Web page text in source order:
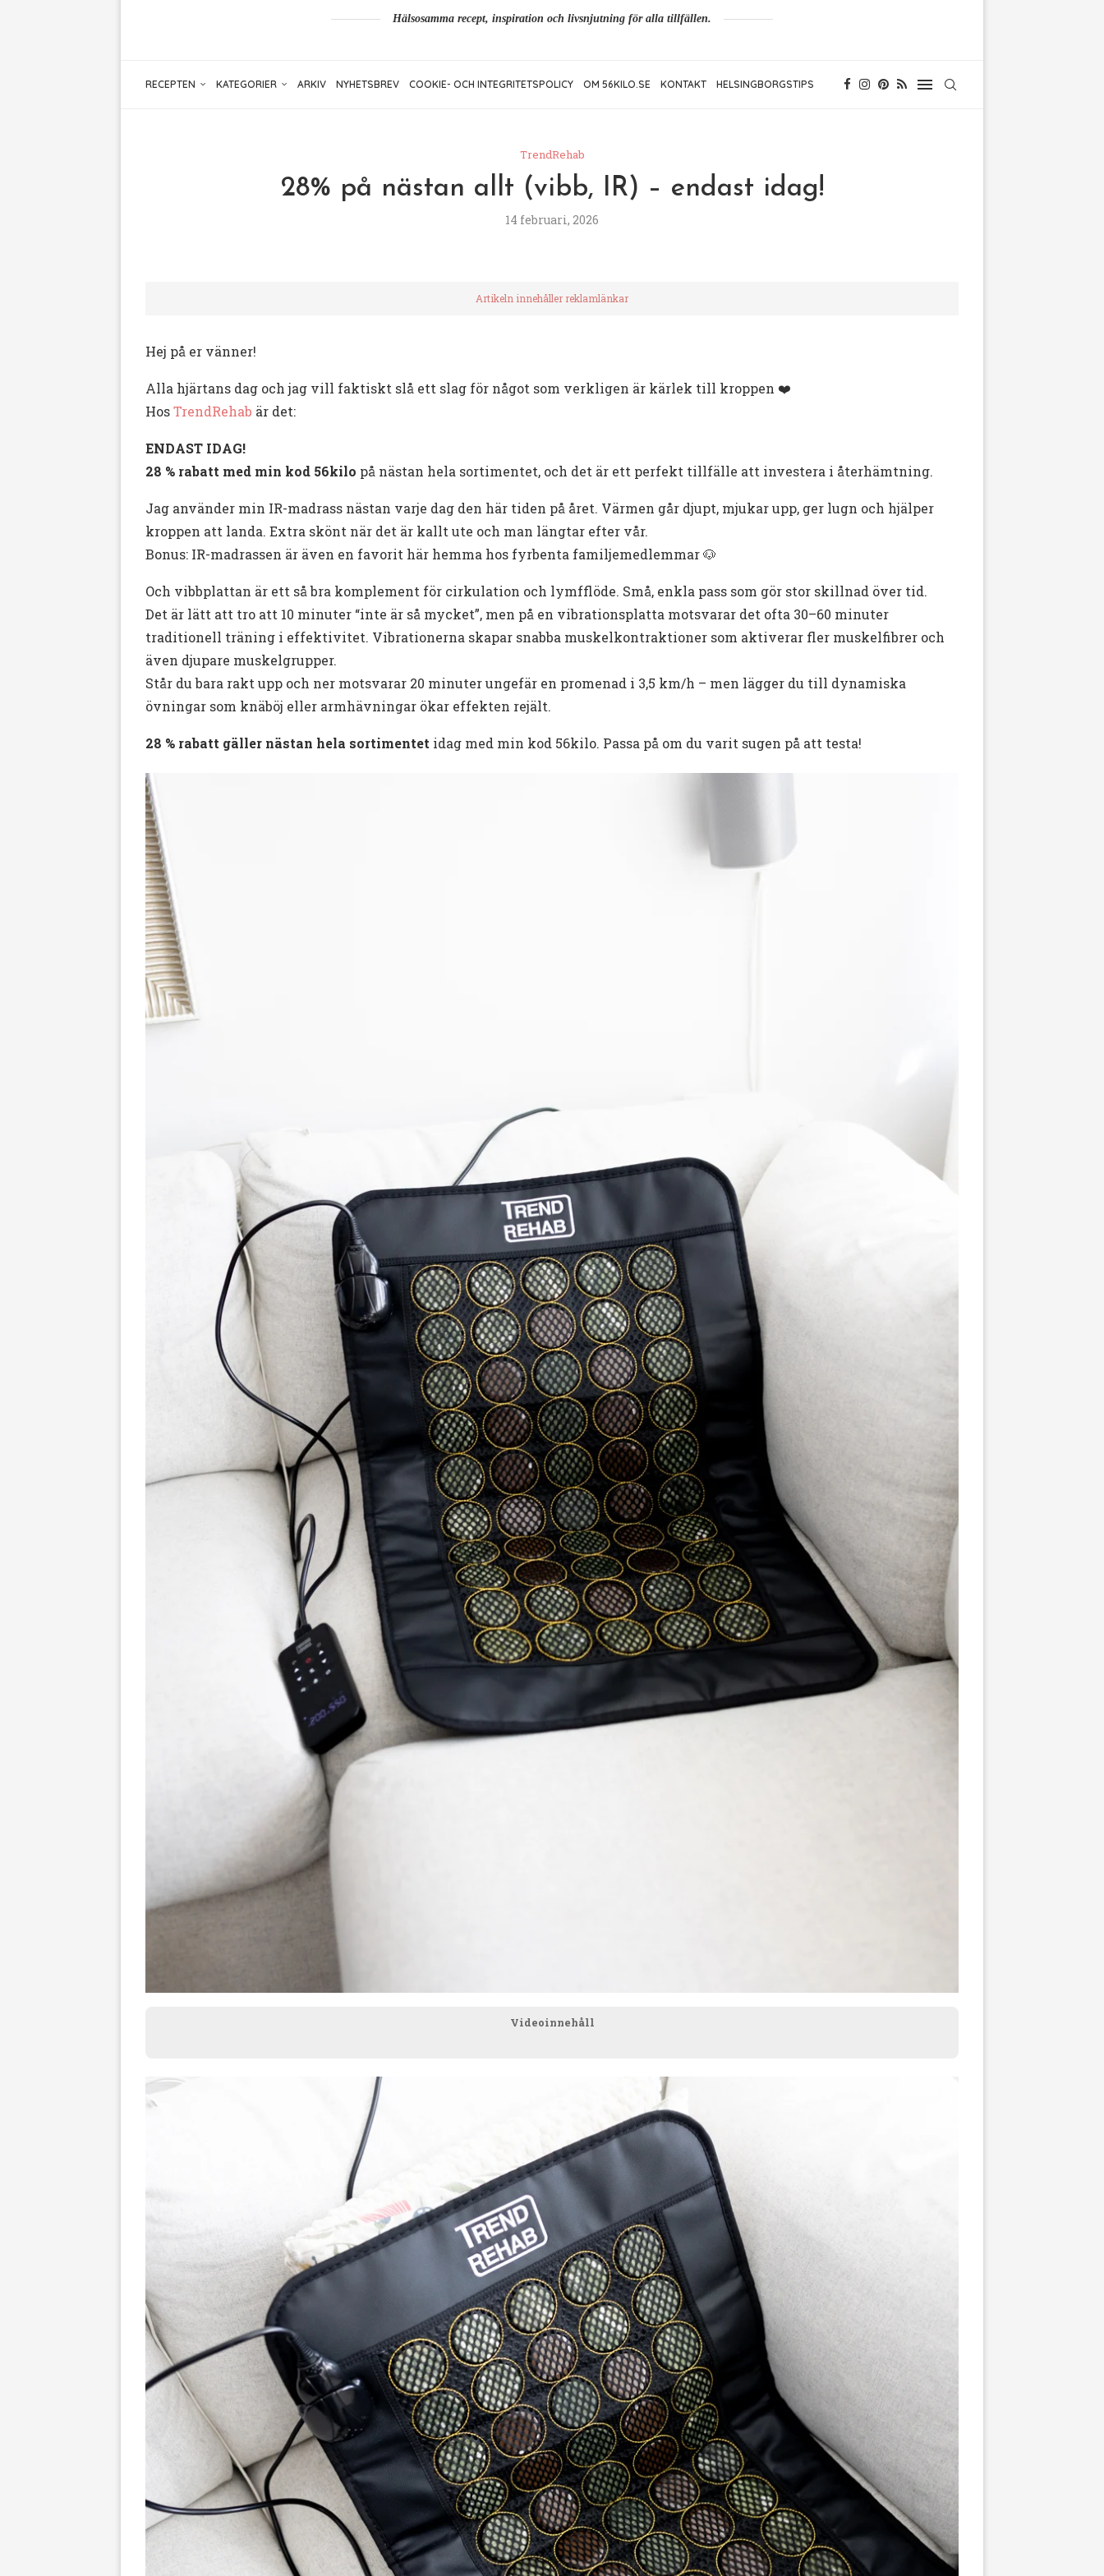
Hälsosamma recept, inspiration och livsnjutning för alla tillfällen.
RECEPTEN KATEGORIER ARKIV NYHETSBREV COOKIE- OCH INTEGRITETSPOLICY OM 56KILO.SE KONTAKT HELSINGBORGSTIPS
TrendRehab
28% på nästan allt (vibb, IR) – endast idag!
14 februari, 2026
Artikeln innehåller reklamlänkar
Hej på er vänner!
Alla hjärtans dag och jag vill faktiskt slå ett slag för något som verkligen är kärlek till kroppen ❤️
HosTrendRehab är det:
ENDAST IDAG!
28 % rabatt med min kod 56kilo på nästan hela sortimentet, och det är ett perfekt tillfälle att investera i återhämtning.
Jag använder min IR-madrass nästan varje dag den här tiden på året. Värmen går djupt, mjukar upp, ger lugn och hjälper
kroppen att landa. Extra skönt när det är kallt ute och man längtar efter vår.
Bonus: IR-madrassen är även en favorit här hemma hos fyrbenta familjemedlemmar 🐶
Och vibbplattan är ett så bra komplement för cirkulation och lymfflöde. Små, enkla pass som gör stor skillnad över tid.
Det är lätt att tro att 10 minuter “inte är så mycket”, men på en vibrationsplatta motsvarar det ofta 30–60 minuter
traditionell träning i effektivitet. Vibrationerna skapar snabba muskelkontraktioner som aktiverar fler muskelfibrer och
även djupare muskelgrupper.
Står du bara rakt upp och ner motsvarar 20 minuter ungefär en promenad i 3,5 km/h – men lägger du till dynamiska
övningar som knäböj eller armhävningar ökar effekten rejält.
28 % rabatt gäller nästan hela sortimentet idag med min kod 56kilo. Passa på om du varit sugen på att testa!
Videoinnehåll